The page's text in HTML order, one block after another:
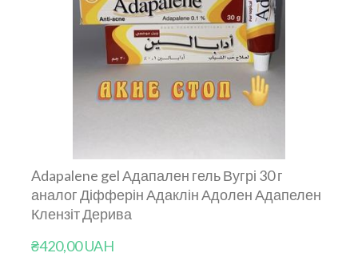
Adapalene gel Адапален гель Вугрі 30 г
аналог Діфферін Адаклін Адолен Адапелен
Клензіт Дерива
₴420,00 UAH